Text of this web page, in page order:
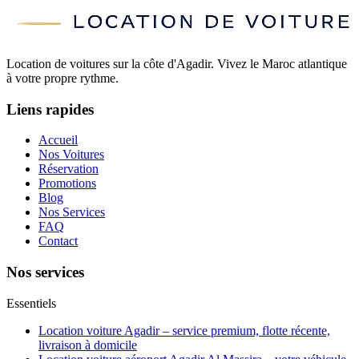
Location de voitures sur la côte d'Agadir. Vivez le Maroc atlantique
à votre propre rythme.
Liens rapides
Accueil
Nos Voitures
Réservation
Promotions
Blog
Nos Services
FAQ
Contact
Nos services
Essentiels
Location voiture Agadir – service premium, flotte récente,
livraison à domicile